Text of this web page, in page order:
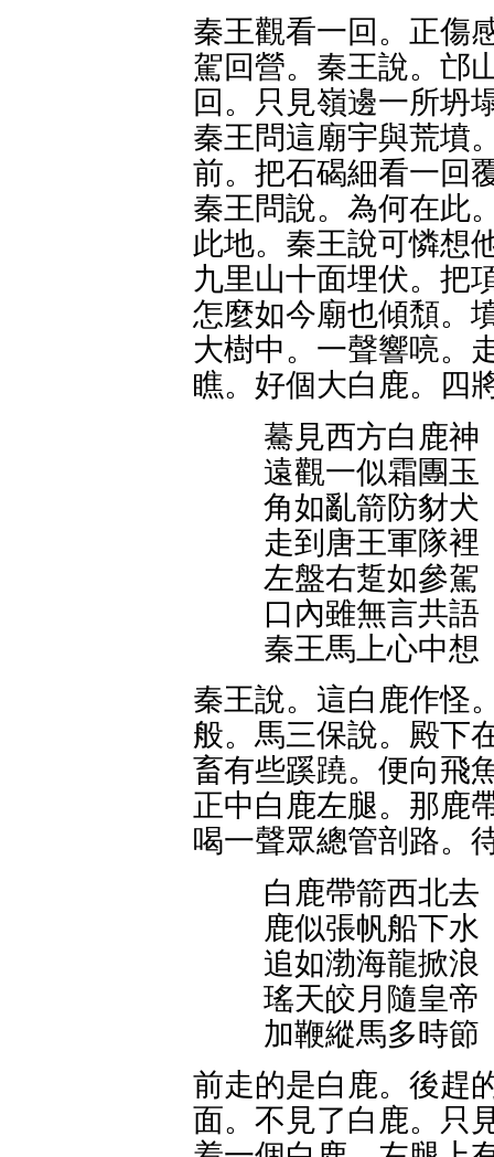
秦王觀看一回。正傷
駕回營。秦王說。邙
回。只見嶺邊一所坍
秦王問這廟宇與荒墳
前。把石碣細看一回
秦王問說。為何在此
此地。秦王說可憐想
九里山十面埋伏。把
怎麼如今廟也傾頹。
大樹中。一聲響喨。
瞧。好個大白鹿。四
驀見西方白鹿
遠觀一似霜團
角如亂箭防豺
走到唐王軍隊
左盤右踅如參
口內雖無言共
秦王馬上心中
秦王說。這白鹿作怪
般。馬三保說。殿下
畜有些蹊蹺。便向飛
正中白鹿左腿。那鹿
喝一聲眾總管剖路。
白鹿帶箭西北
鹿似張帆船下
追如渤海龍掀
瑤天皎月隨皇
加鞭縱馬多時
前走的是白鹿。後趕
面。不見了白鹿。只